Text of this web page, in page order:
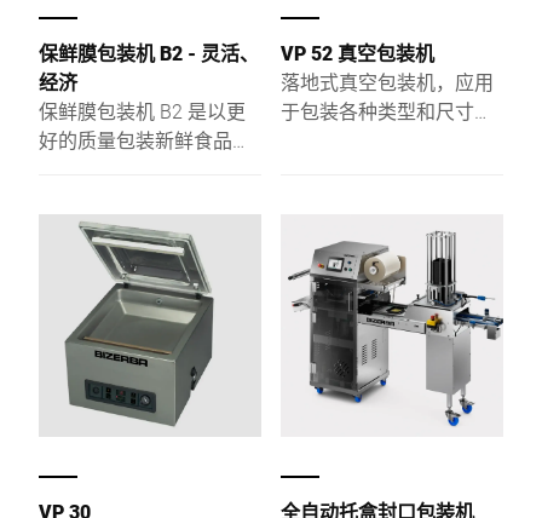
保鲜膜包装机 B2 - 灵活、
经济
保鲜膜包装机 B2 是以更
好的质量包装新鲜食品的
23)，或作为配有贴标机和
秤的完全集成的系统 (B2-
25)。集成的包装识别功能
可在存在众多产品和包装
尺寸选择时实现出色的效
果：商品的包装具有吸引
力且安全，将会吸引到您
VP 52 真空包装机
落地式真空包装机，应用
于包装各种类型和尺寸的
VP 30
全自动托盒封口包装机